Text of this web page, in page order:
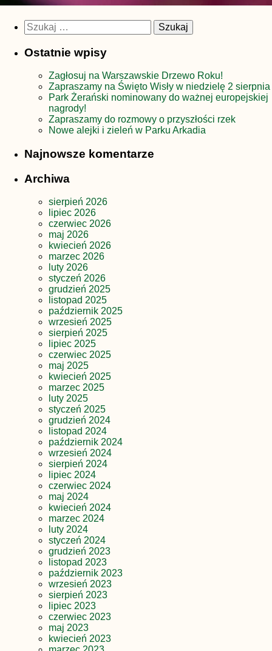
Szukaj:
Ostatnie wpisy
Zagłosuj na Warszawskie Drzewo Roku!
Zapraszamy na Święto Wisły w niedzielę 2 sierpnia
Park Żerański nominowany do ważnej europejskiej
nagrody!
Zapraszamy do rozmowy o przyszłości rzek
Nowe alejki i zieleń w Parku Arkadia
Najnowsze komentarze
Archiwa
sierpień 2026
lipiec 2026
czerwiec 2026
maj 2026
kwiecień 2026
marzec 2026
luty 2026
styczeń 2026
grudzień 2025
listopad 2025
październik 2025
wrzesień 2025
sierpień 2025
lipiec 2025
czerwiec 2025
maj 2025
kwiecień 2025
marzec 2025
luty 2025
styczeń 2025
grudzień 2024
listopad 2024
październik 2024
wrzesień 2024
sierpień 2024
lipiec 2024
czerwiec 2024
maj 2024
kwiecień 2024
marzec 2024
luty 2024
styczeń 2024
grudzień 2023
listopad 2023
październik 2023
wrzesień 2023
sierpień 2023
lipiec 2023
czerwiec 2023
maj 2023
kwiecień 2023